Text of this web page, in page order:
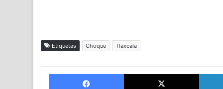
Etiquetas Choque Tlaxcala
Facebook X